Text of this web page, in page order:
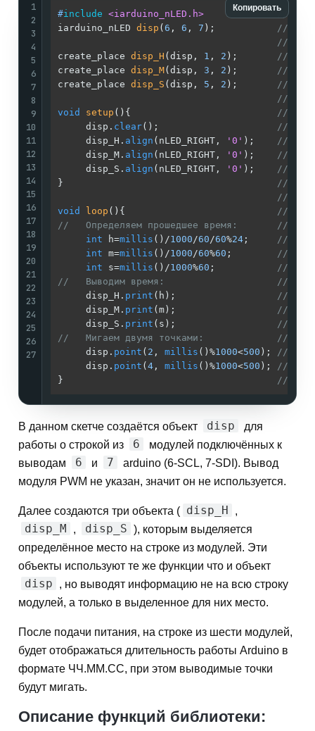
Копировать
1
2
3
4
5
6
7
8
9
10
11
12
13
14
15
16
17
18
19
20
21
22
23
24
25
26
27
#include <iarduino_nLED.h>
//
iarduino_nLED disp ( 6 , 6 , 7 ) ;
//
// В
create_place disp_H (disp, 1 , 2 ) ;
//
create_place disp_M(disp, 3 , 2 ) ;
//
create_place disp_S (disp, 5 , 2 ) ;
//
//
void
setup () {
//
     disp.
clear();
//
     disp_H.
align (nLED_RIGHT, '0' );
//
     disp_M.
align (nLED_RIGHT, '0' );
//
     disp_S.
align (nLED_RIGHT, '0' );
//
}
//
//
void
loop () {
//
//   Определяем прошедшее время:       //
int h=millis ()/1000/60/60%24 ;
//
int m=millis ()/1000/60%60 ;
//
int s=millis ()/1000%60 ;
//
//   Выводим время:                    //
     disp_H.
print (h);
//
     disp_M.
print (m);
//
     disp_S.
print (s);
//
//   Мигаем двумя точками:             //
     disp.
point ( 2 , millis ()%1000<500 );
//
     disp.
point ( 4 , millis ()%1000<500 );
//
}
//
В данном скетче создаётся объект disp
для
работы о строкой из
6
модулей подключённых к
выводам
6 и 7
arduino (6-SCL, 7-SDI). Вывод
модуля PWM не указан, значит он не используется.
Далее создаются три объекта ( disp_H ,
disp_M , disp_S ), которым выделяется
определённое место на строке из модулей. Эти
объекты используют те же функции что и объект
disp
, но выводят информацию не на всю строку
модулей, а только в выделенное для них место.
После подачи питания, на строке из шести модулей,
будет отображаться длительность работы Arduino в
формате ЧЧ.ММ.СС, при этом выводимые точки
будут мигать.
Описание функций библиотеки: